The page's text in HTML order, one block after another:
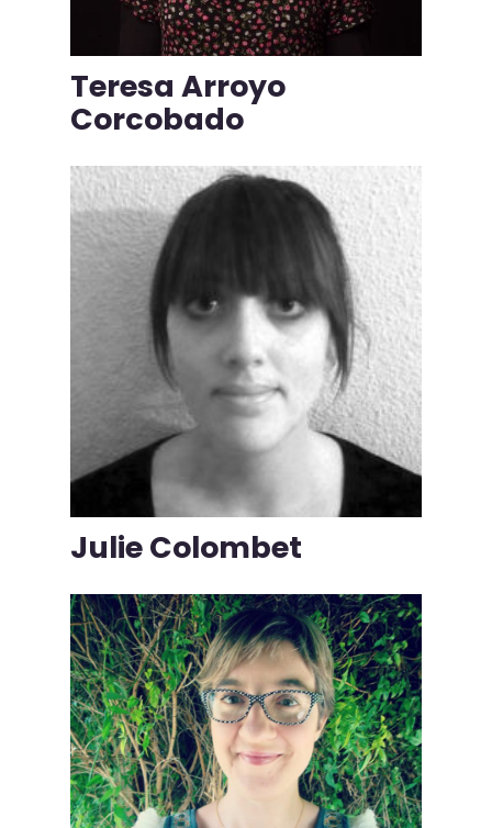
Teresa Arroyo
Corcobado
Julie Colombet